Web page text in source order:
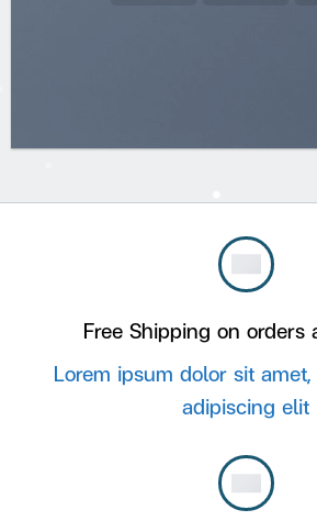
Free Shipping on orders
Lorem ipsum dolor sit
adipiscing elit